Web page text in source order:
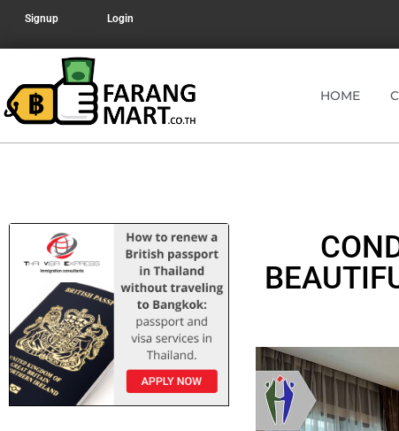
Signup Login
HOME